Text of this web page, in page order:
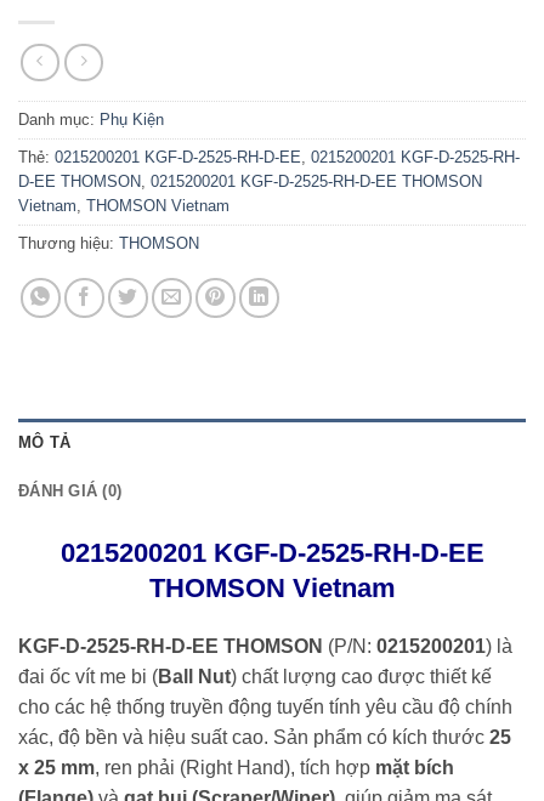
Danh mục: Phụ Kiện
Thẻ: 0215200201 KGF-D-2525-RH-D-EE, 0215200201 KGF-D-2525-RH-
D-EE THOMSON, 0215200201 KGF-D-2525-RH-D-EE THOMSON
Vietnam, THOMSON Vietnam
Thương hiệu: THOMSON
MÔ TẢ
ĐÁNH GIÁ (0)
0215200201 KGF-D-2525-RH-D-EE
THOMSON Vietnam
KGF-D-2525-RH-D-EE THOMSON (P/N: 0215200201) là
đai ốc vít me bi (Ball Nut) chất lượng cao được thiết kế
cho các hệ thống truyền động tuyến tính yêu cầu độ chính
xác, độ bền và hiệu suất cao. Sản phẩm có kích thước 25
x 25 mm, ren phải (Right Hand), tích hợp mặt bích